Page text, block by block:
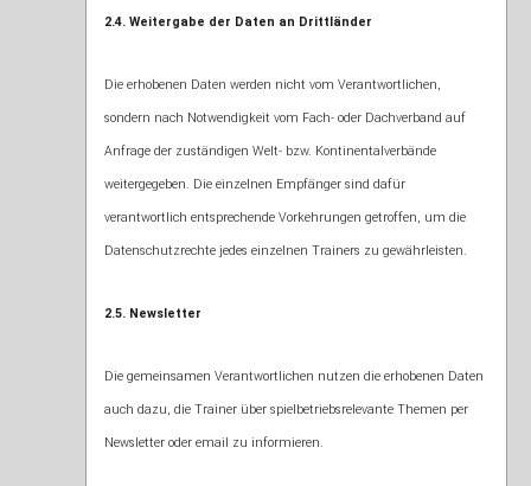
2.4. Weitergabe der Daten an Drittländer
Die erhobenen Daten werden nicht vom Verantwortlichen,
sondern nach Notwendigkeit vom Fach- oder Dachverband auf
Anfrage der zuständigen Welt- bzw. Kontinentalverbände
weitergegeben. Die einzelnen Empfänger sind dafür
verantwortlich entsprechende Vorkehrungen getroffen, um die
Datenschutzrechte jedes einzelnen Trainers zu gewährleisten.
2.5. Newsletter
Die gemeinsamen Verantwortlichen nutzen die erhobenen Daten
auch dazu, die Trainer über spielbetriebsrelevante Themen per
Newsletter oder email zu informieren.